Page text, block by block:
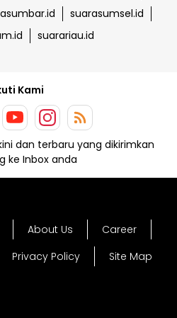
suarasumsel.id
suarariau.id
Kami
dan terbaru yang dikirimkan
ke Inbox anda
About Us
Career
Privacy Policy Site Map